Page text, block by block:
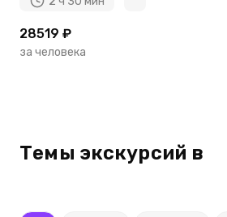
28519 ₽
за человека
Темы экскурсий в